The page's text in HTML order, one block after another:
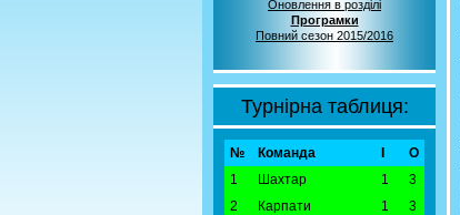
Оновлення в розділі
Програмки
Повний сезон 2015/2016
Турнірна таблиця:
№ Команда
О
1
Шахтар 1
3
2
Карпати 1
3